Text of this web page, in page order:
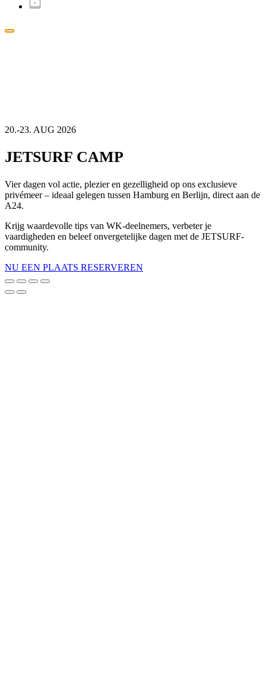
Pop-
20.-23. AUG 2026
JETSURF CAMP
Vier dagen vol actie, plezier en gezelligheid op ons exclusieve
privémeer – ideaal gelegen tussen Hamburg en Berlijn, direct aan de
A24.
Krijg waardevolle tips van WK-deelnemers, verbeter je
vaardigheden en beleef onvergetelijke dagen met de JETSURF-
community.
NU EEN PLAATS RESERVEREN
Scroll
naar